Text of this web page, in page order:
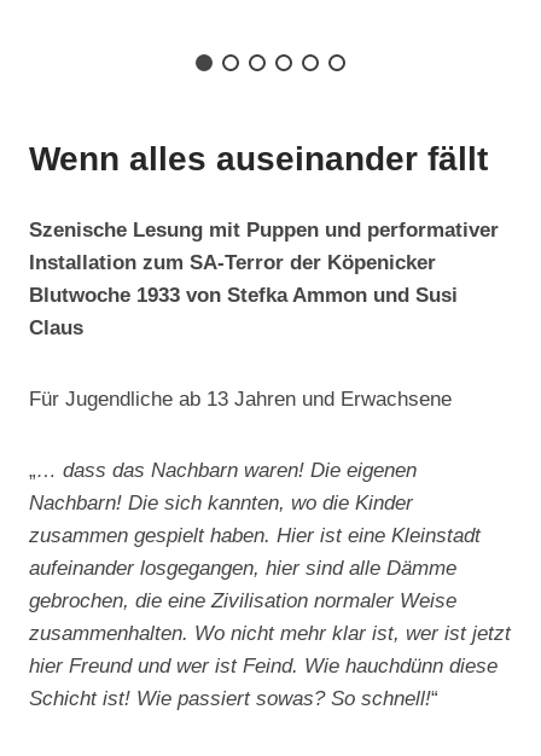
Wenn alles auseinander fällt
Szenische Lesung mit Puppen und performativer
Installation zum SA-Terror der Köpenicker
Blutwoche 1933 von Stefka Ammon und Susi
Claus
Für Jugendliche ab 13 Jahren und Erwachsene
„… dass das Nachbarn waren! Die eigenen
Nachbarn! Die sich kannten, wo die Kinder
zusammen gespielt haben. Hier ist eine Kleinstadt
aufeinander losgegangen, hier sind alle Dämme
gebrochen, die eine Zivilisation normaler Weise
zusammenhalten. Wo nicht mehr klar ist, wer ist jetzt
hier Freund und wer ist Feind. Wie hauchdünn diese
Schicht ist! Wie passiert sowas? So schnell!“